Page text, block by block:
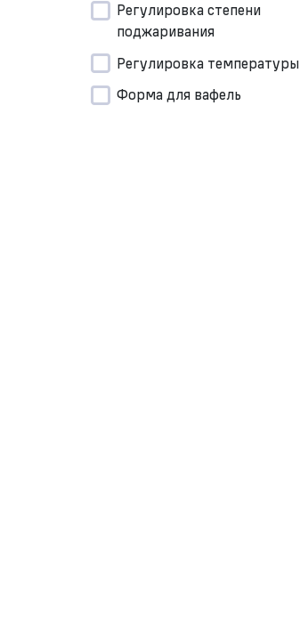
Регулировка степени
поджаривания
Регулировка температуры
Форма для вафель